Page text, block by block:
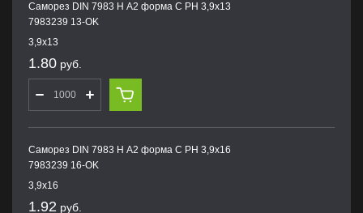
Саморез DIN 7983 H А2 форма С PH 3,9х13
7983239 13-OK
3,9х13
1.80 руб.
Саморез DIN 7983 H А2 форма С PH 3,9х16
7983239 16-OK
3,9х16
1.92 руб.